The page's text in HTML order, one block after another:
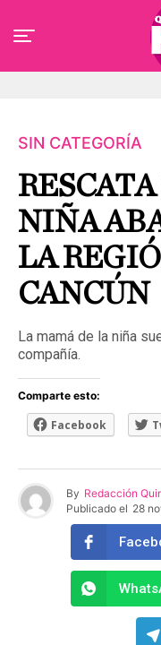
SIN CATEGORÍA
NIÑA
LA
CANCÚN
La mamá de la niña
compañía.
Comparte esto:
Facebook
By Redacción
Publicado el 28